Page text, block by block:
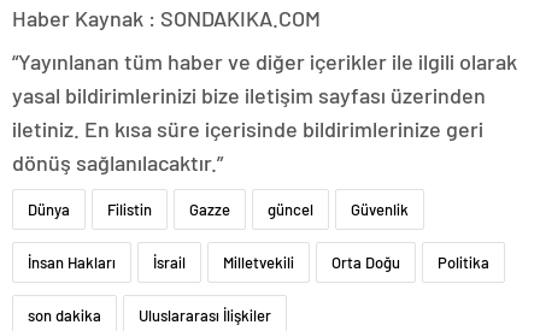
Haber Kaynak : SONDAKIKA.COM
“Yayınlanan tüm haber ve diğer içerikler ile ilgili olarak
yasal bildirimlerinizi bize iletişim sayfası üzerinden
iletiniz. En kısa süre içerisinde bildirimlerinize geri
dönüş sağlanılacaktır.”
Dünya Filistin Gazze güncel Güvenlik
İnsan Hakları İsrail Milletvekili Orta Doğu Politika
son dakika Uluslararası İlişkiler